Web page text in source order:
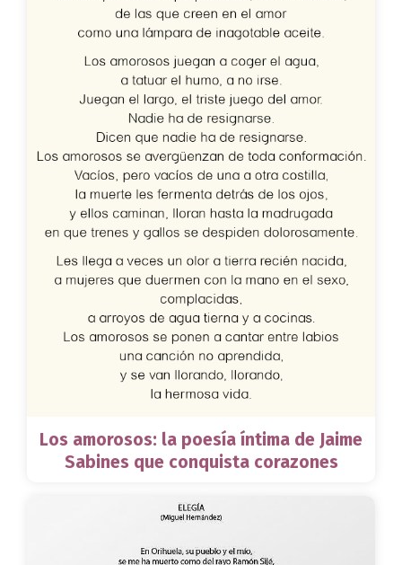
Los amorosos: la poesía íntima de Jaime
Sabines que conquista corazones